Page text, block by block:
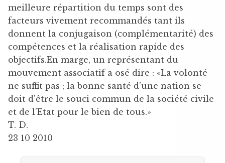
meilleure répartition du temps sont des
facteurs vivement recommandés tant ils
donnent la conjugaison (complémentarité) des
compétences et la réalisation rapide des
objectifs.En marge, un représentant du
mouvement associatif a osé dire : «La volonté
ne suffit pas ; la bonne santé d’une nation se
doit d’être le souci commun de la société civile
et de l’Etat pour le bien de tous.»
T. D.
23 10 2010